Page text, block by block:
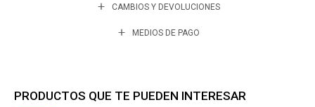
CAMBIOS Y DEVOLUCIONES
MEDIOS DE PAGO
PRODUCTOS QUE TE PUEDEN INTERESAR